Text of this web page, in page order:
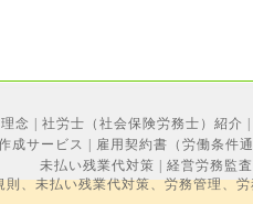
念 社労士（社会保険労務士）紹介
成サービス
雇用契約書（労働条件
未払い残業代対策
経営労務監査
、労務管理、労務トラブル